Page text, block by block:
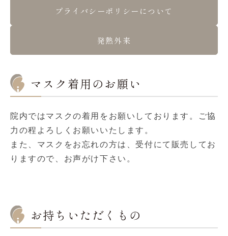
プライバシーポリシーについて
発熱外来
マスク着用のお願い
院内ではマスクの着用をお願いしております。ご協
力の程よろしくお願いいたします。
また、マスクをお忘れの方は、受付にて販売してお
りますので、お声がけ下さい。
お持ちいただくもの